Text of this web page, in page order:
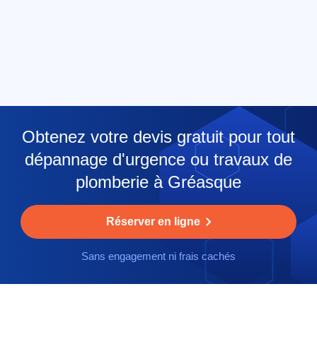
Obtenez votre devis gratuit pour tout
dépannage d'urgence ou travaux de
plomberie à Gréasque
Réserver en ligne
Sans engagement ni frais cachés